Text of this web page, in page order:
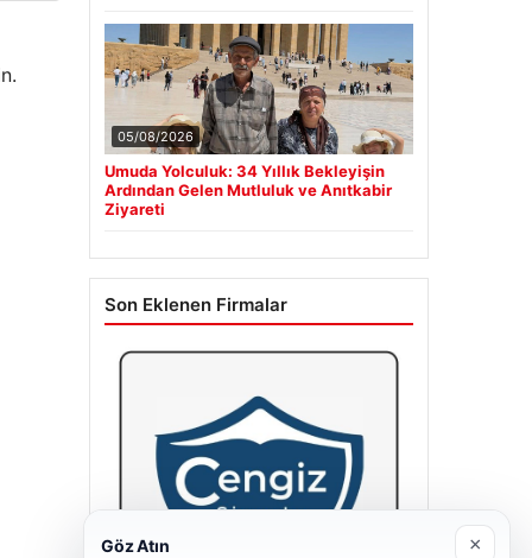
05/08/2026
Umuda Yolculuk: 34 Yıllık Bekleyişin
Ardından Gelen Mutluluk ve Anıtkabir
Ziyareti
Son Eklenen Firmalar
Göz Atın ×